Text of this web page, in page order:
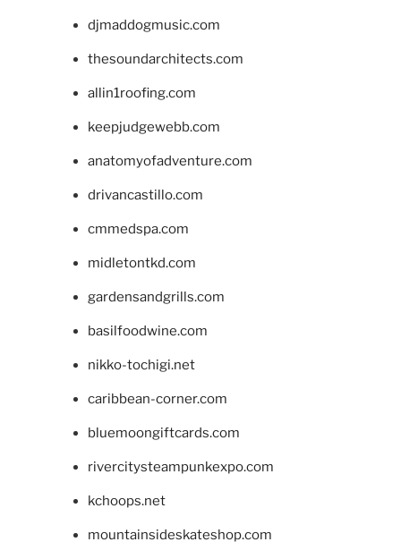
djmaddogmusic.com
thesoundarchitects.com
allin1roofing.com
keepjudgewebb.com
anatomyofadventure.com
drivancastillo.com
cmmedspa.com
midletontkd.com
gardensandgrills.com
basilfoodwine.com
nikko-tochigi.net
caribbean-corner.com
bluemoongiftcards.com
rivercitysteampunkexpo.com
kchoops.net
mountainsideskateshop.com